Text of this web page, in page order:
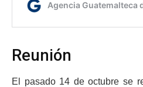
Reunión
El pasado 14 de octubre se